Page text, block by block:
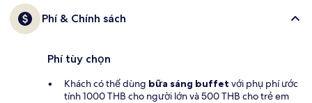
Phí & Chính sách
Phí tùy chọn
Khách có thể dùng bữa sáng buffet với phụ phí ước
tính 1000 THB cho người lớn và 500 THB cho trẻ em